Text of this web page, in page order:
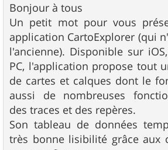
s
s
a
g
e
Bonjour à tous
Un petit mot pour vous
application CartoExplorer (qui
l'ancienne). Disponible sur
PC, l'application propose tout
de cartes et calques dont le
aussi de nombreuses
des traces et des repères.
Son tableau de données
très bonne lisibilité grâce aux